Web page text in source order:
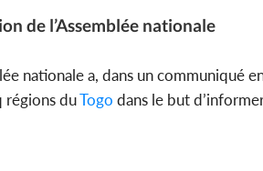
de l’Assemblée nationale
nationale a, dans un communiqué
régions duTogo dans le but